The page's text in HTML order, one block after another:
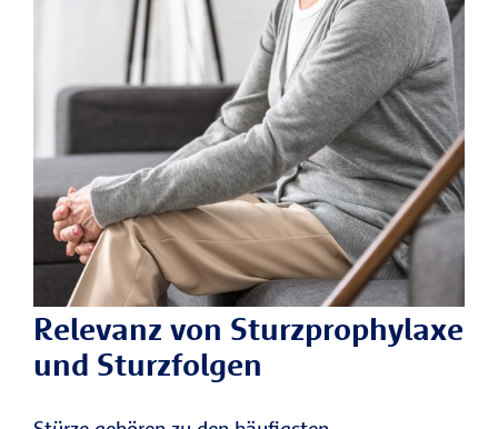
Relevanz von Sturzprophylaxe
und Sturzfolgen